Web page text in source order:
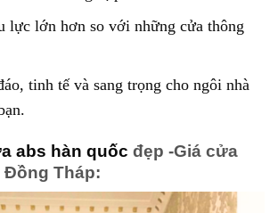
lực lớn hơn so với những cửa thông
tinh tế và sang trọng cho ngôi nhà
abs hàn quốc đẹp -Giá cửa
Đồng Tháp: